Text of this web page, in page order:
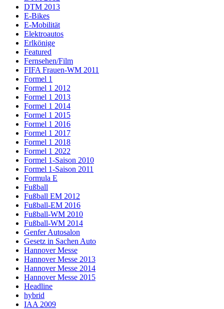
DTM 2013
E-Bikes
E-Mobilität
Elektroautos
Erlkönige
Featured
Fernsehen/Film
FIFA Frauen-WM 2011
Formel 1
Formel 1 2012
Formel 1 2013
Formel 1 2014
Formel 1 2015
Formel 1 2016
Formel 1 2017
Formel 1 2018
Formel 1 2022
Formel 1-Saison 2010
Formel 1-Saison 2011
Formula E
Fußball
Fußball EM 2012
Fußball-EM 2016
Fußball-WM 2010
Fußball-WM 2014
Genfer Autosalon
Gesetz in Sachen Auto
Hannover Messe
Hannover Messe 2013
Hannover Messe 2014
Hannover Messe 2015
Headline
hybrid
IAA 2009